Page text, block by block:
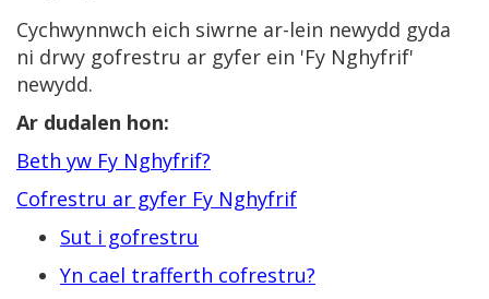
Cychwynnwch eich siwrne ar-lein newydd gyda
ni drwy gofrestru ar gyfer ein 'Fy Nghyfrif'
newydd.
Ar dudalen hon:
Beth yw Fy Nghyfrif?
Cofrestru ar gyfer Fy Nghyfrif
Sut i gofrestru
Yn cael trafferth cofrestru?